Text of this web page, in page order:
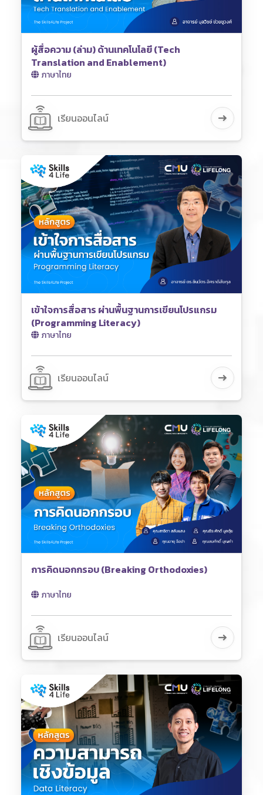
ผู้สื่อความ (ล่าม) ด้านเทคโนโลยี (Tech
Translation and Enablement)
ภาษาไทย
เรียนออนไลน์
เข้าใจการสื่อสาร ผ่านพื้นฐานการเขียนโปรแกรม
(Programming Literacy)
ภาษาไทย
เรียนออนไลน์
การคิดนอกกรอบ (Breaking Orthodoxies)
ภาษาไทย
เรียนออนไลน์